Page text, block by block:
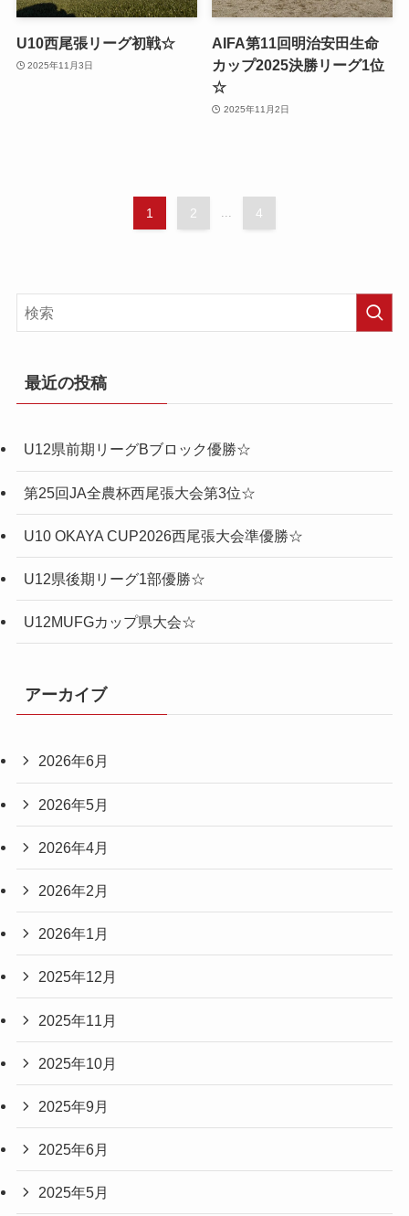
U10西尾張リーグ初戦☆
2025年11月3日
AIFA第11回明治安田生命
カップ2025決勝リーグ1位
☆
2025年11月2日
1 2 4
最近の投稿
U12県前期リーグBブロック優勝☆
第25回JA全農杯西尾張大会第3位☆
U10 OKAYA CUP2026西尾張大会準優勝☆
U12県後期リーグ1部優勝☆
U12MUFGカップ県大会☆
アーカイブ
2026年6月
2026年5月
2026年4月
2026年2月
2026年1月
2025年12月
2025年11月
2025年10月
2025年9月
2025年6月
2025年5月